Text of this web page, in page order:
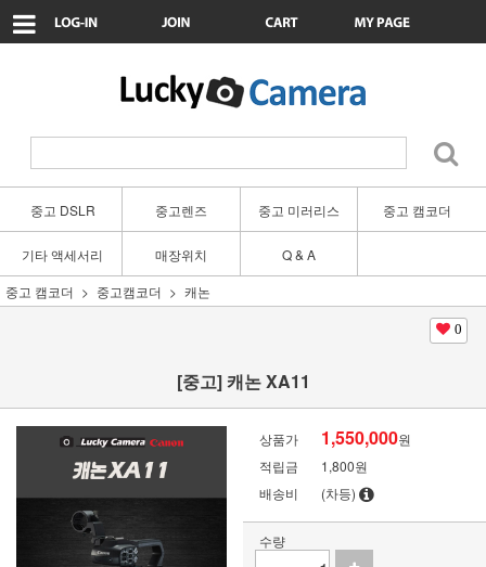
중고 DSLR 중고렌즈 중고 미러리스 중고 캠코더
기타 액세서리 매장위치
Q & A
중고 캠코더
중고캠코더 캐논
0
[중고] 캐논 XA11
상품가 1,550,000원
적립금
1,800원
배송비
(차등)
수량